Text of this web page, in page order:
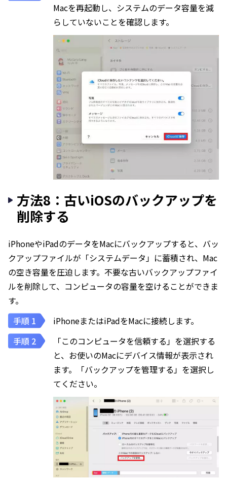
Macを再起動し、システムのデータ容量を減
らしていないことを確認します。
方法8：古いiOSのバックアップを
削除する
iPhoneやiPadのデータをMacにバックアップすると、バッ
クアップファイルが「システムデータ」に蓄積され、Mac
の空き容量を圧迫します。不要な古いバックアップファイ
ルを削除して、コンピュータの容量を空けることができま
す。
iPhoneまたはiPadをMacに接続します。
「このコンピュータを信頼する」を選択する
と、お使いのMacにデバイス情報が表示され
ます。「バックアップを管理する」を選択し
てください。